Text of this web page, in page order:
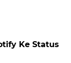
Ke Status